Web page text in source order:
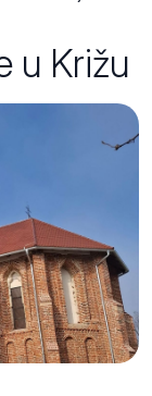
u Križu